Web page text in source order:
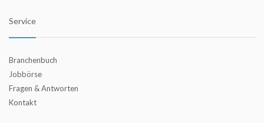
Service
Branchenbuch
Jobbörse
Fragen & Antworten
Kontakt